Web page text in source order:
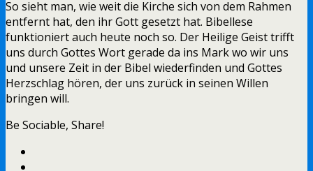
So sieht man, wie weit die Kirche sich von dem Rahmen
entfernt hat, den ihr Gott gesetzt hat. Bibellese
funktioniert auch heute noch so. Der Heilige Geist trifft
uns durch Gottes Wort gerade da ins Mark wo wir uns
und unsere Zeit in der Bibel wiederfinden und Gottes
Herzschlag hören, der uns zurück in seinen Willen
bringen will.
Be Sociable, Share!